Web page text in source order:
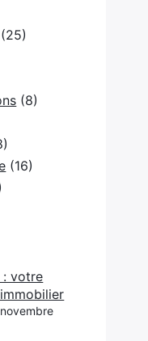
(25)
(8)
(16)
: votre